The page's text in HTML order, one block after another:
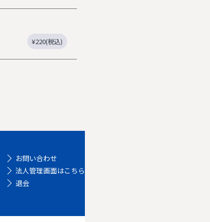
¥220(税込)
お問い合わせ
法人管理画面はこちら
退会